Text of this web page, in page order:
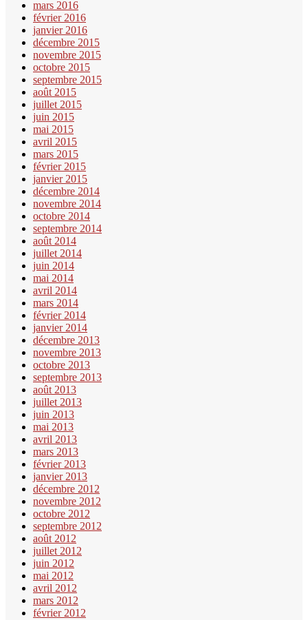
mars 2016
février 2016
janvier 2016
décembre 2015
novembre 2015
octobre 2015
septembre 2015
août 2015
juillet 2015
juin 2015
mai 2015
avril 2015
mars 2015
février 2015
janvier 2015
décembre 2014
novembre 2014
octobre 2014
septembre 2014
août 2014
juillet 2014
juin 2014
mai 2014
avril 2014
mars 2014
février 2014
janvier 2014
décembre 2013
novembre 2013
octobre 2013
septembre 2013
août 2013
juillet 2013
juin 2013
mai 2013
avril 2013
mars 2013
février 2013
janvier 2013
décembre 2012
novembre 2012
octobre 2012
septembre 2012
août 2012
juillet 2012
juin 2012
mai 2012
avril 2012
mars 2012
février 2012